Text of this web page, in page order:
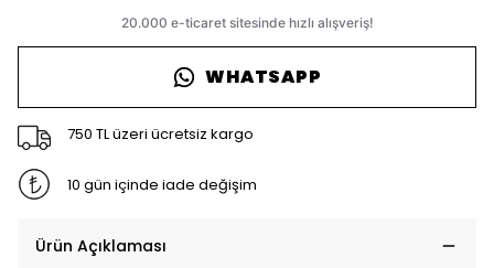
WHATSAPP
750 TL üzeri ücretsiz kargo
10 gün içinde iade değişim
Ürün Açıklaması